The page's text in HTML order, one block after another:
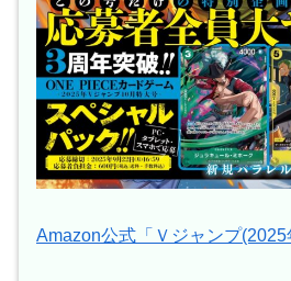
Amazon公式「Ｖジャンプ(2025